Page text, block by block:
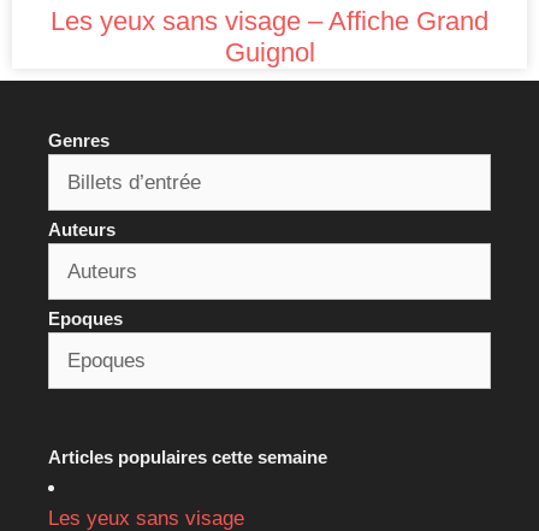
Les yeux sans visage – Affiche Grand
Guignol
Genres
Auteurs
Epoques
Articles populaires cette semaine
Les yeux sans visage